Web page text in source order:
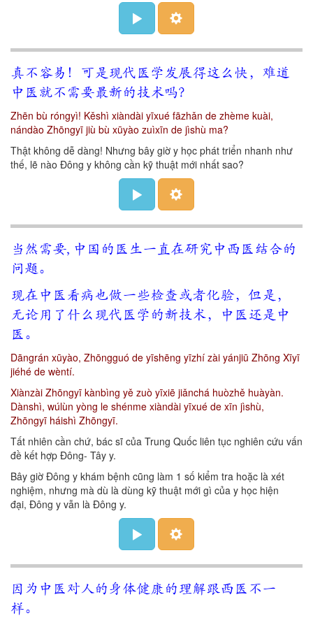
真不容易！可是现代医学发展得这么快，难道
中医就不需要最新的技术吗？
Zhēn bù róngyì! Kěshì xiàndài yīxué fāzhǎn de zhème kuài,
nándào Zhōngyī jiù bù xūyào zuìxīn de jìshù ma?
Thật không dễ dàng! Nhưng bây giờ y học phát triển nhanh như
thế, lẽ nào Đông y không cần kỹ thuật mới nhất sao?
当然需要, 中国的医生一直在研究中西医结合的
问题。
现在中医看病也做一些检查或者化验，但是，
无论用了什么现代医学的新技术，中医还是中
医。
Dāngrán xūyào, Zhōngguó de yīshēng yīzhí zài yánjiū Zhōng Xīyī
jiéhé de wèntí.
Xiànzài Zhōngyī kànbìng yě zuò yīxiē jiǎnchá huòzhě huàyàn.
Dànshì, wúlùn yòng le shénme xiàndài yīxué de xīn jìshù,
Zhōngyī háishì Zhōngyī.
Tất nhiên cần chứ, bác sĩ của Trung Quốc liên tục nghiên cứu vấn
đề kết hợp Đông- Tây y.
Bây giờ Đông y khám bệnh cũng làm 1 số kiểm tra hoặc là xét
nghiệm, nhưng mà dù là dùng kỹ thuật mới gì của y học hiện
đại, Đông y vẫn là Đông y.
因为中医对人的身体健康的理解跟西医不一
样。